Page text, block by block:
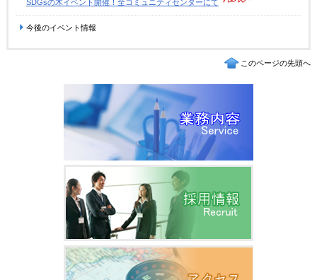
SDGsの木イベント開催！全コミュニティセンターにて
今後のイベント情報
このページの先頭へ